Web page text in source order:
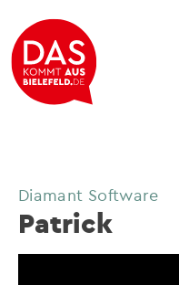
Diamant Software
Patrick